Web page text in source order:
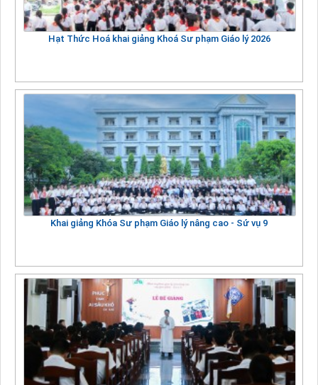
Hạt Thức Hoá khai giảng Khoá Sư phạm Giáo lý 2026
Khai giảng Khóa Sư phạm Giáo lý nâng cao - Sứ vụ 9